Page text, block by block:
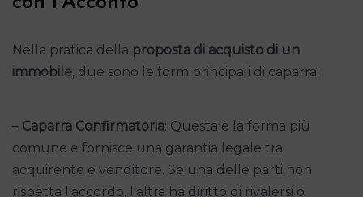
Nella pratica della proposta di acquisto di un
immobile, due sono le form principali di caparra:
– Caparra Confirmatoria: Questa è la forma più
comune e fornisce una garantia legale tra
acquirente e venditore. Se una delle parti non
rispetta l’accordo, l’altra ha diritto di rivalersi o